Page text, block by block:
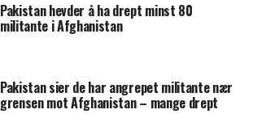
Pakistan hevder å ha drept minst 80
militante i Afghanistan
Pakistan sier de har angrepet militante nær
grensen mot Afghanistan – mange drept